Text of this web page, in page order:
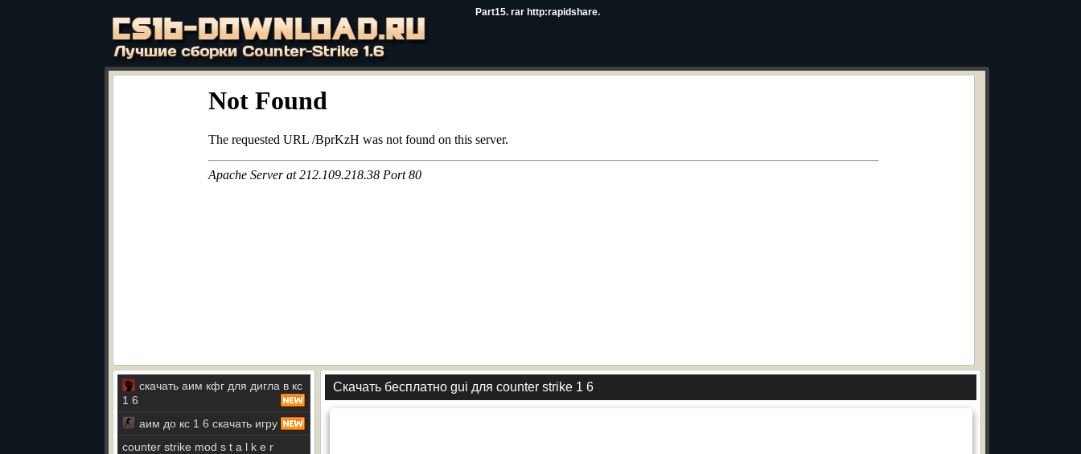
Part15. rar http:rapidshare.
скачать аим кфг для дигла в кс
1 6
аим до кс 1 6 скачать игру
counter strike mod s t a l k e r
Скачать бесплатно gui для counter strike 1 6